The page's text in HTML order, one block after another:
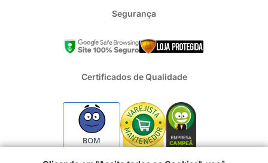
Segurança
Certificados de Qualidade
BOM